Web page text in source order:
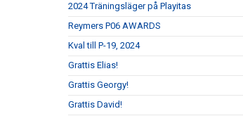
2024 Träningsläger på Playitas
Reymers P06 AWARDS
Kval till P-19, 2024
Grattis Elias!
Grattis Georgy!
Grattis David!